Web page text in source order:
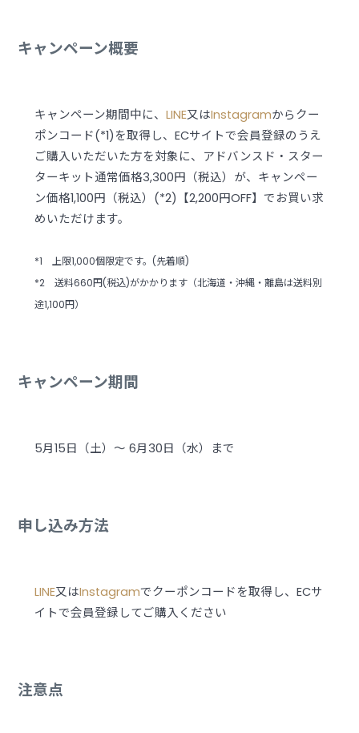
キャンペーン概要
キャンペーン期間中に、 LINE又はInstagramからクー
ポンコード(*1)を取得し、ECサイトで会員登録のうえ
ご購入いただいた方を対象に、アドバンスド・スター
ターキット通常価格3,300円（税込）が、キャンペー
ン価格1,100円（税込）(*2)【2,200円OFF】でお買い求
めいただけます。
*1 上限1,000個限定です。(先着順)
*2 送料660円(税込)がかかります（北海道・沖縄・離島は送料別
途1,100円）
キャンペーン期間
5月15日（土）～ 6月30日（水）まで
申し込み方法
LINE又はInstagramでクーポンコードを取得し、ECサ
イトで会員登録してご購入ください
注意点